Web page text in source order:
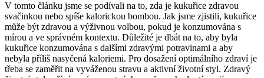
V tomto článku jsme se podívali na to, zda je kukuřice zdravou
svačinkou nebo spíše kalorickou bombou. Jak jsme ⁢zjistili,⁤ kukuřice
může být zdravou ‌a výživnou volbou,‌ pokud je konzumována s
mírou ⁣a ‍ve správném kontextu. Důležité⁢ je dbát⁣ na to,⁤ aby⁢ byla
‍kukuřice konzumována ⁤s dalšími zdravými potravinami a aby
nebyla příliš nasyčená kaloriemi. Pro dosažení optimálního zdraví ⁢je
třeba se zaměřit na‍ vyváženou stravu a aktivní životní styl. Zdravý